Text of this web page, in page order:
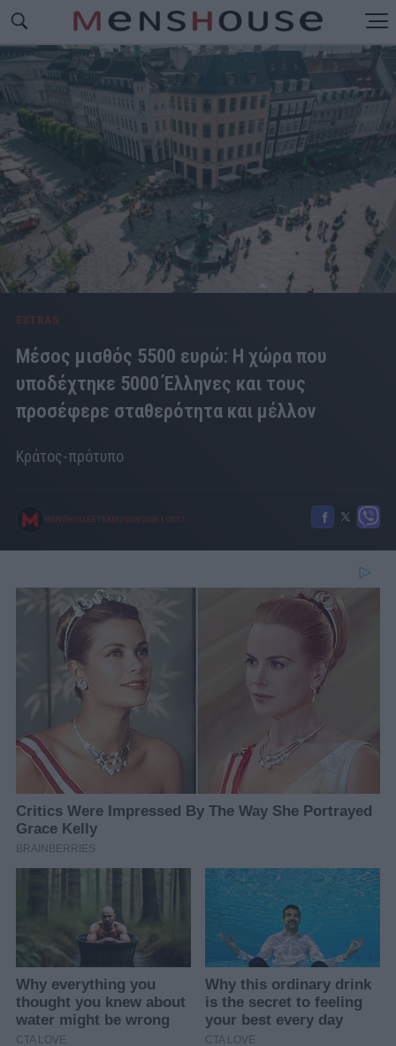
EXTRAS
Μέσος μισθός 5500 ευρώ: Η χώρα που
υποδέχτηκε 5000 Έλληνες και τους
προσέφερε σταθερότητα και μέλλον
Κράτος-πρότυπο
MENSHOUSE TEAM 29/08/2025 08:17